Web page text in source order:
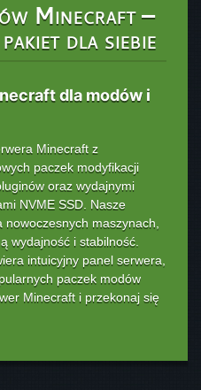
Minecraft –
dla siebie
dla modów i
Minecraft z
paczek modyfikacji
oraz wydajnymi
NVME SSD. Nasze
maszynach,
wydajność i stabilność.
intuicyjny panel serwera,
paczek modów
Minecraft i przekonaj się